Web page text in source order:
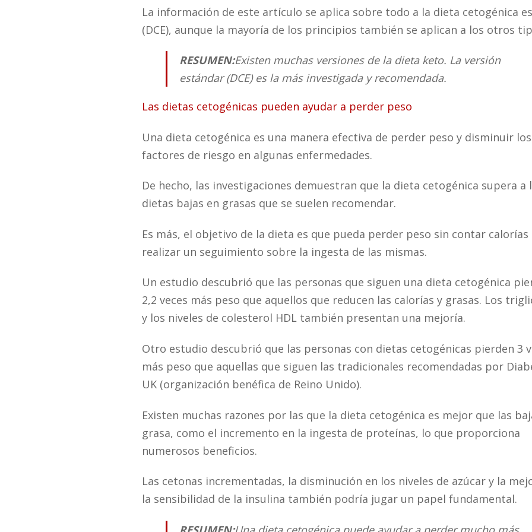
La información de este artículo se aplica sobre todo a la dieta cetogénica
(DCE), aunque la mayoría de los principios también se aplican a los otros
RESUMEN:Existen muchas versiones de la dieta keto. La versión
estándar (DCE) es la más investigada y recomendada.
Las dietas cetogénicas pueden ayudar a perder peso
Una dieta cetogénica es una manera efectiva de perder peso y disminuir los
factores de riesgo en algunas enfermedades.
De hecho, las investigaciones demuestran que la dieta cetogénica supera a
dietas bajas en grasas que se suelen recomendar.
Es más, el objetivo de la dieta es que pueda perder peso sin contar calorías
realizar un seguimiento sobre la ingesta de las mismas.
Un estudio descubrió que las personas que siguen una dieta cetogénica
2,2 veces más peso que aquellos que reducen las calorías y grasas. Los
y los niveles de colesterol HDL también presentan una mejoría.
Otro estudio descubrió que las personas con dietas cetogénicas pierden 3
más peso que aquellas que siguen las tradicionales recomendadas por
UK (organización benéfica de Reino Unido).
Existen muchas razones por las que la dieta cetogénica es mejor que las
grasa, como el incremento en la ingesta de proteínas, lo que proporciona
numerosos beneficios.
Las cetonas incrementadas, la disminución en los niveles de azúcar y la
la sensibilidad de la insulina también podría jugar un papel fundamental.